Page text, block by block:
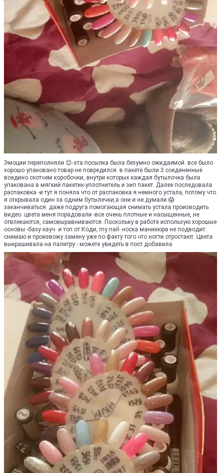
Эмоции переполняли 😊-эта посылка была безумно ожидаемой. все было
хорошо упаковано товар не повредился. в пакете были 3 соедененные
воедино скотчем коробочки, внутри которых каждая бутылочка была
упакована в мягкий пакетик-уплотнитель и зип пакет. Далее последовала
распаковка -и тут я поняла что от распаковка я немного устала, потому что
я открывала один за одним бутылечки,а они и не думали 😱
заканчиваться. даже подруга помогающая снимать устала производить
видео. цвета меня порадовали -все очень плотные и насыщенные, не
отвлекаются, самовыравниваются .Поскольку в работе использую хорошые
основы -базу кауч. и топ от Коди, my nail- носка маникюра не подводит.
снимаю и произвожу замену уже по факту того что ногти отростают. Цвета
выкрашивала на палитру - можете увидеть в пост добавила.